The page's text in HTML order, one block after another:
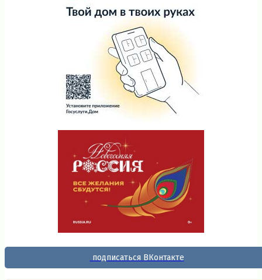
подписаться ВКонтакте